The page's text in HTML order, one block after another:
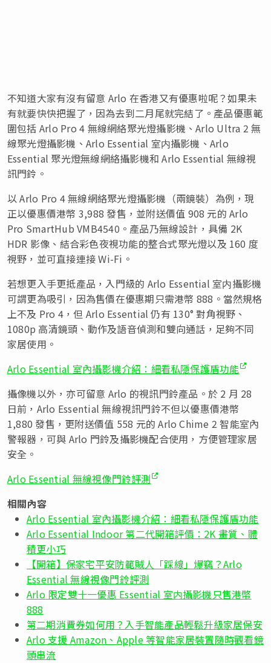
不知道大家有沒有留意 Arlo 在香港又有優惠啦呢？如果未
有就要快快把握了，因為去到二月尾就完結了。產品優惠範
圍包括 Arlo Pro 4 無線網絡聚光燈攝影機、Arlo Ultra 2 無
線聚光燈攝影機、Arlo Essential 室内攝影機、Arlo
Essential 聚光燈無線網絡攝影機和 Arlo Essential 無線視
訊門鈴。
以 Arlo Pro 4 無線網絡聚光燈攝影機（兩鏡裝）為例，現
正以優惠價港幣 3,988 發售，並附送價值 908 元的 Arlo
Pro SmartHub VMB4540。產品乃無線設計，具備 2K
HDR 影像、結合彩色夜視功能的整合式聚光燈以及 160 度
視野，並可直接連接 Wi-Fi。
若想更入手更抵產品，入門級的 Arlo Essential 室内攝影機
可謂更為吸引，因為售價在優惠期只需港幣 888。當然規格
上不及 Pro 4，但 Arlo Essential 仍有 130° 對角視野、
1080p 高清鏡頭、動作及語音偵測和雙向通話，足夠不同
家居使用。
Arlo Essential 室內攝影機介紹：細看私隱保護盾功能
攝像機以外，亦可留意 Arlo 的視訊門鈴產品。於 2 月 28
日前，Arlo Essential 無線視訊門鈴不但以優惠價港幣
1,880 發售，更附送價值 558 元的 Arlo Chime 2 智能室內
警報器，可與 Arlo 門鈴及攝影機配合使用，方便管理家居
安全。
Arlo Essential 無線視像門鈴評測
相關內容
Arlo Essential 室內攝影機介紹：細看私隱保護盾功能
Arlo Essential Indoor 第二代開箱評價：2K 畫質、體
積更小巧
【開箱】保家宅平安防範賊人「踩線」爆竊？Arlo
Essential 無線視像門鈴評測
Arlo 限定雙十一優惠 Essential 室内攝影機只售港幣
888
第二期消費券如何用？入手智能產品輕鬆升級家居保安
Arlo 支援 Amazon、Apple 等智能家居裝置隨時觀看鏡
頭串流